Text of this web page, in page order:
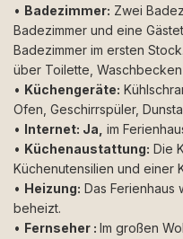
• Badezimmer: Zwei
Badezimmer und eine
Badezimmer im ersten
über Toilette,
• Küchengeräte:
Ofen, Geschirrspüler,
• Internet: Ja, im
• Küchenaustattung: Die
Küchenutensilien und einer
• Heizung: Das Ferienhaus
beheizt.
• Fernseher : Im großen